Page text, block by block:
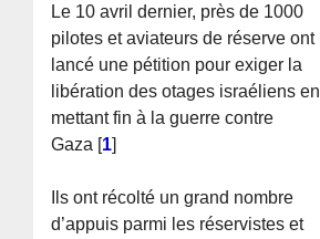
Le 10 avril dernier, près de 1000
pilotes et aviateurs de réserve ont
lancé une pétition pour exiger la
libération des otages israéliens en
mettant fin à la guerre contre
Gaza [1]
Ils ont récolté un grand nombre
d’appuis parmi les réservistes et